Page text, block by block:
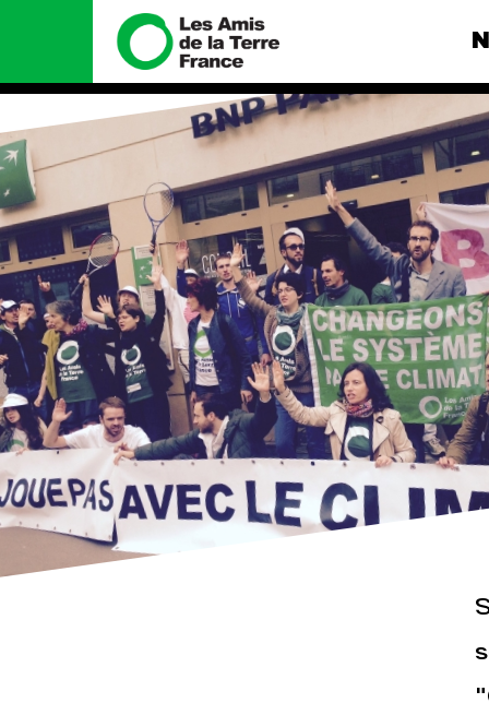
Nous connaître
Histoire
Manifeste
Missions et méthodes
Valeurs
Équipes et
fonctionnement
Le réseau dans le monde
Nos alliés
Je soutiens les Amis de la
Terre
Nos
Total, rendez-
tribunal
Gaz « naturel
enfumage
Mode : une
destructrice
Gaz au
violence
Nos autres
Espace